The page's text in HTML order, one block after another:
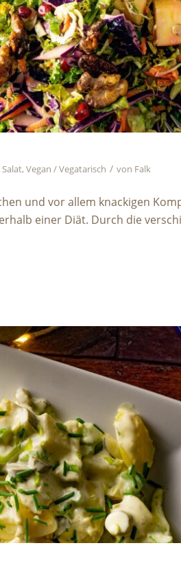
Salat, Vegan / Vegatarisch / von Falk
und vor allem knackigen
einer Diät. Durch die